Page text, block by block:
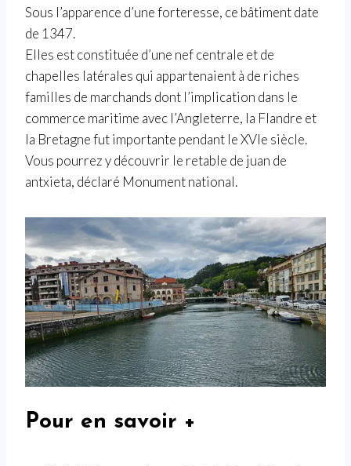
Sous l’apparence d’une forteresse, ce bâtiment date
de 1347.
Elles est constituée d’une nef centrale et de
chapelles latérales qui appartenaient à de riches
familles de marchands dont l’implication dans le
commerce maritime avec l’Angleterre, la Flandre et
la Bretagne fut importante pendant le XVIe siècle.
Vous pourrez y découvrir le retable de juan de
antxieta, déclaré Monument national.
Pour en savoir +